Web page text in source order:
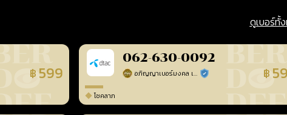
ดูเบอร์ทั้
฿ 599
062-630-0092
อภิญญาเบอร์มงคล เบอร์สวยเลขศาสตร์ ร้านยืนยันแล้ว ฿
โชคลาภ